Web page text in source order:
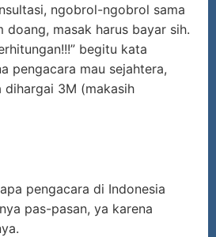
ngobrol-ngobrol sama
doang, masak harus bayar sih.
begitu kata
pengacara mau sejahtera,
dihargai 3M (makasih
pengacara di Indonesia
pas-pasan, ya karena